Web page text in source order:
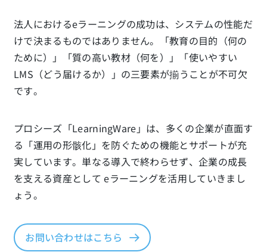
法人におけるeラーニングの成功は、システムの性能だ
けで決まるものではありません。「教育の目的（何の
ために）」「質の高い教材（何を）」「使いやすい
LMS（どう届けるか）」の三要素が揃うことが不可欠
です。
プロシーズ「LearningWare」は、多くの企業が直面す
る「運用の形骸化」を防ぐための機能とサポートが充
実しています。単なる導入で終わらせず、企業の成長
を支える資産として eラーニングを活用していきまし
ょう。
お問い合わせはこちら